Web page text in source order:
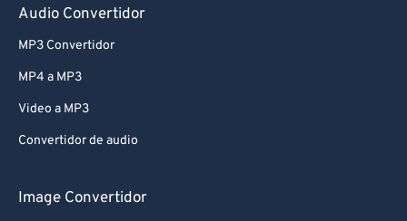
Audio Convertidor
MP3 Convertidor
MP4 a MP3
Video a MP3
Convertidor de audio
Image Convertidor